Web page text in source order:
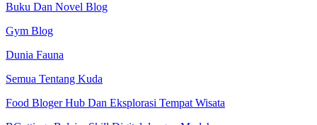
Buku Dan Novel Blog
Gym Blog
Dunia Fauna
Semua Tentang Kuda
Food Bloger Hub Dan Eksplorasi Tempat Wisata